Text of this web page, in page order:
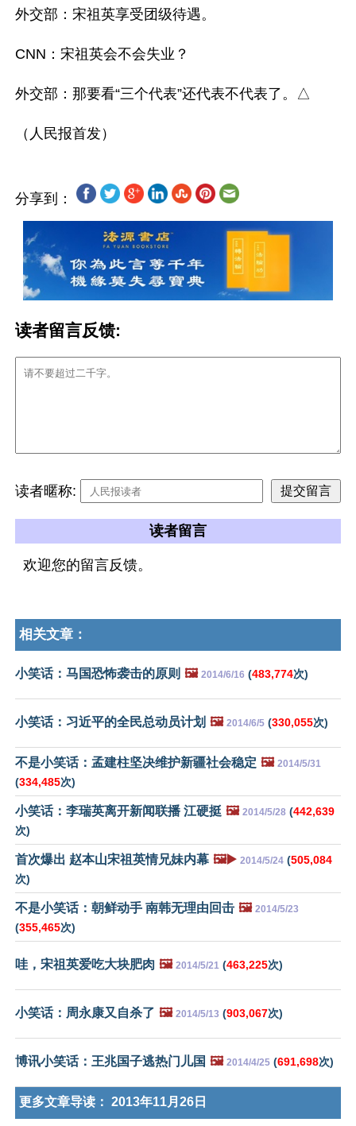
外交部：宋祖英享受团级待遇。
CNN：宋祖英会不会失业？
外交部：那要看“三个代表”还代表不代表了。△
分享到：
读者留言反馈:
读者暱称:
读者留言
欢迎您的留言反馈。
相关文章：
小笑话：马国恐怖袭击的原则 🖼️ 2014/6/16 (483,774次)
小笑话：习近平的全民总动员计划 🖼️ 2014/6/5 (330,055次)
不是小笑话：孟建柱坚决维护新疆社会稳定 🖼️ 2014/5/31
(334,485次)
小笑话：李瑞英离开新闻联播 江硬挺 🖼️ 2014/5/28 (442,639
次)
首次爆出 赵本山宋祖英情兄妹内幕 🖼️▶️ 2014/5/24 (505,084
次)
不是小笑话：朝鲜动手 南韩无理由回击 🖼️ 2014/5/23
(355,465次)
哇，宋祖英爱吃大块肥肉 🖼️ 2014/5/21 (463,225次)
小笑话：周永康又自杀了 🖼️ 2014/5/13 (903,067次)
博讯小笑话：王兆国子逃热门儿国 🖼️ 2014/4/25 (691,698次)
更多文章导读： 2013年11月26日